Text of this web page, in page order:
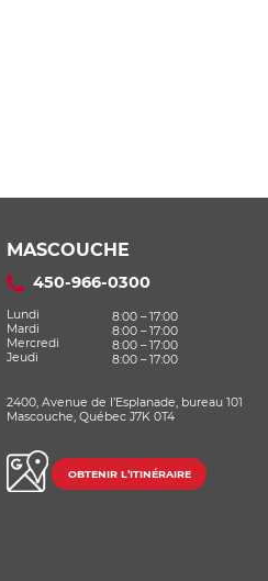
MASCOUCHE
450-966-0300
Lundi
8:00 – 17:00
Mardi
8:00 – 17:00
Mercredi
8:00 – 17:00
Jeudi
8:00 – 17:00
2400, Avenue de l’Esplanade, bureau 101
Mascouche, Québec J7K 0T4
OBTENIR L’ITINÉRAIRE